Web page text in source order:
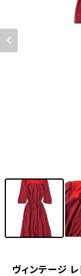
ヴィンテージ